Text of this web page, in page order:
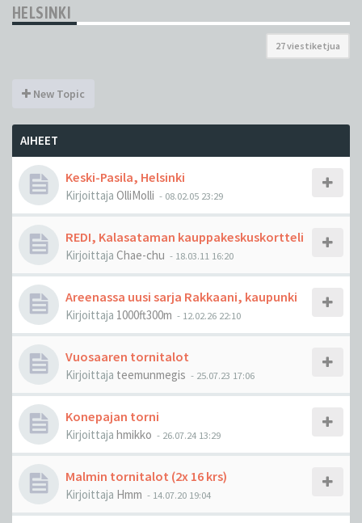
HELSINKI
27 viestiketjua
New Topic
AIHEET
Keski-Pasila, Helsinki
Kirjoittaja OlliMolli - 08.02.05 23:29
REDI, Kalasataman kauppakeskuskortteli
Kirjoittaja Chae-chu - 18.03.11 16:20
Areenassa uusi sarja Rakkaani, kaupunki
Kirjoittaja 1000ft300m - 12.02.26 22:10
Vuosaaren tornitalot
Kirjoittaja teemunmegis - 25.07.23 17:06
Konepajan torni
Kirjoittaja hmikko - 26.07.24 13:29
Malmin tornitalot (2x 16 krs)
Kirjoittaja Hmm - 14.07.20 19:04